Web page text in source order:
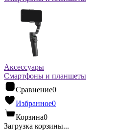
Аксессуары
Смартфоны и планшеты
Сравнение0
Избранное0
Корзина0
Загрузка корзины...